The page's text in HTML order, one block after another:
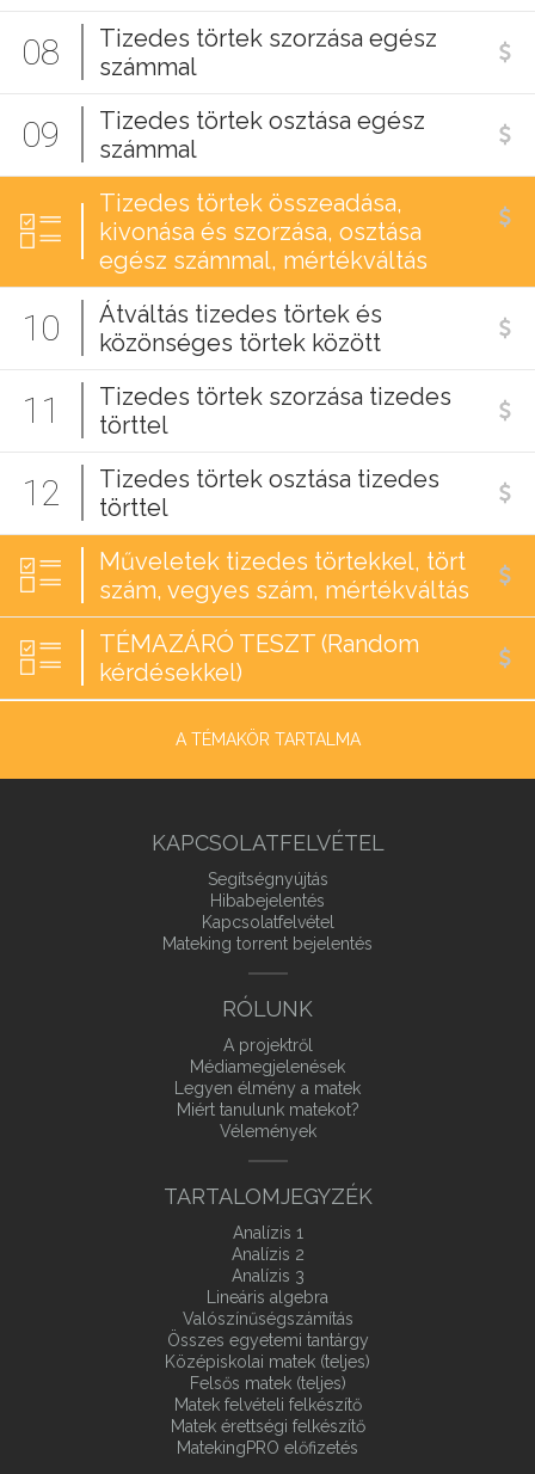
08
Tizedes törtek szorzása egész
számmal
09
Tizedes törtek osztása egész
számmal
Tizedes törtek összeadása,
kivonása és szorzása, osztása
egész számmal, mértékváltás
10
Átváltás tizedes törtek és
közönséges törtek között
11
Tizedes törtek szorzása tizedes
törttel
12
Tizedes törtek osztása tizedes
törttel
Műveletek tizedes törtekkel, tört
szám, vegyes szám, mértékváltás
TÉMAZÁRÓ TESZT (Random
kérdésekkel)
A TÉMAKÖR TARTALMA
KAPCSOLATFELVÉTEL
Segítségnyújtás
Hibabejelentés
Kapcsolatfelvétel
Mateking torrent bejelentés
RÓLUNK
A projektről
Médiamegjelenések
Legyen élmény a matek
Miért tanulunk matekot?
Vélemények
TARTALOMJEGYZÉK
Analízis 1
Analízis 2
Analízis 3
Lineáris algebra
Valószínűségszámítás
Összes egyetemi tantárgy
Középiskolai matek (teljes)
Felsős matek (teljes)
Matek felvételi felkészítő
Matek érettségi felkészítő
MatekingPRO előfizetés